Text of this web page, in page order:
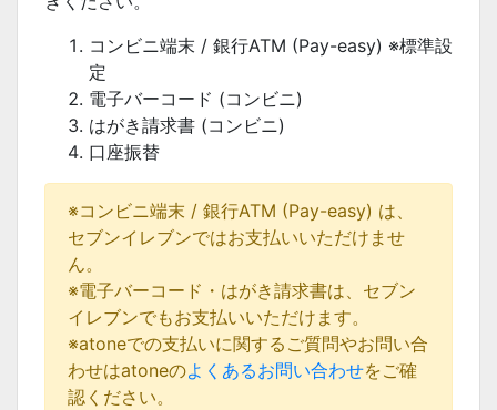
コンビニ端末 / 銀行ATM (Pay-easy) ※標準設
定
電子バーコード (コンビニ)
はがき請求書 (コンビニ)
口座振替
※コンビニ端末 / 銀行ATM (Pay-easy) は、
セブンイレブンではお支払いいただけませ
ん。
※電子バーコード・はがき請求書は、セブン
イレブンでもお支払いいただけます。
※atoneでの支払いに関するご質問やお問い合
わせはatoneのよくあるお問い合わせをご確
認ください。